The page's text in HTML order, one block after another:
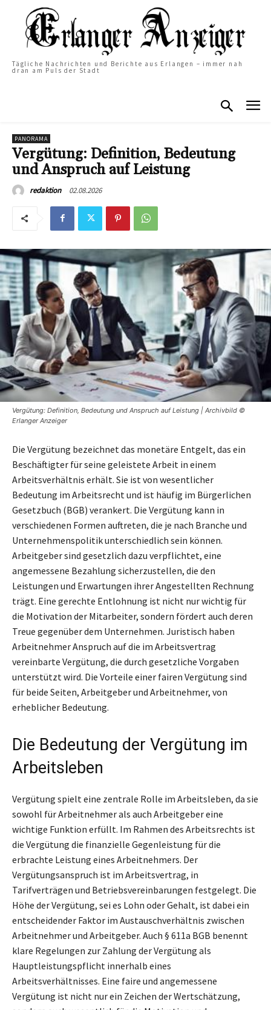
Tägliche Nachrichten und Berichte aus Erlangen – immer nah
dran am Puls der Stadt
PANORAMA
Vergütung: Definition, Bedeutung
und Anspruch auf Leistung
redaktion 02.08.2026
Vergütung: Definition, Bedeutung und Anspruch auf Leistung | Archivbild ©
Erlanger Anzeiger
Die Vergütung bezeichnet das monetäre Entgelt, das ein
Beschäftigter für seine geleistete Arbeit in einem
Arbeitsverhältnis erhält. Sie ist von wesentlicher
Bedeutung im Arbeitsrecht und ist häufig im Bürgerlichen
Gesetzbuch (BGB) verankert. Die Vergütung kann in
verschiedenen Formen auftreten, die je nach Branche und
Unternehmenspolitik unterschiedlich sein können.
Arbeitgeber sind gesetzlich dazu verpflichtet, eine
angemessene Bezahlung sicherzustellen, die den
Leistungen und Erwartungen ihrer Angestellten Rechnung
trägt. Eine gerechte Entlohnung ist nicht nur wichtig für
die Motivation der Mitarbeiter, sondern fördert auch deren
Treue gegenüber dem Unternehmen. Juristisch haben
Arbeitnehmer Anspruch auf die im Arbeitsvertrag
vereinbarte Vergütung, die durch gesetzliche Vorgaben
unterstützt wird. Die Vorteile einer fairen Vergütung sind
für beide Seiten, Arbeitgeber und Arbeitnehmer, von
erheblicher Bedeutung.
Die Bedeutung der Vergütung im
Arbeitsleben
Vergütung spielt eine zentrale Rolle im Arbeitsleben, da sie
sowohl für Arbeitnehmer als auch Arbeitgeber eine
wichtige Funktion erfüllt. Im Rahmen des Arbeitsrechts ist
die Vergütung die finanzielle Gegenleistung für die
erbrachte Leistung eines Arbeitnehmers. Der
Vergütungsanspruch ist im Arbeitsvertrag, in
Tarifverträgen und Betriebsvereinbarungen festgelegt. Die
Höhe der Vergütung, sei es Lohn oder Gehalt, ist dabei ein
entscheidender Faktor im Austauschverhältnis zwischen
Arbeitnehmer und Arbeitgeber. Auch § 611a BGB benennt
klare Regelungen zur Zahlung der Vergütung als
Hauptleistungspflicht innerhalb eines
Arbeitsverhältnisses. Eine faire und angemessene
Vergütung ist nicht nur ein Zeichen der Wertschätzung,